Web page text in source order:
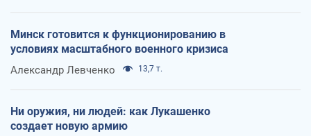
Минск готовится к функционированию в
условиях масштабного военного кризиса
Александр Левченко 13,7 т.
Ни оружия, ни людей: как Лукашенко
создает новую армию